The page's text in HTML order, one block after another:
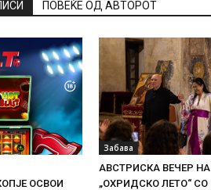
ПОВЕЌЕ ОД АВТОРОТ
ОСВОИ
Забава
АВСТРИСКА ВЕЧЕР НА
„ОХРИДСКО ЛЕТО“ СО